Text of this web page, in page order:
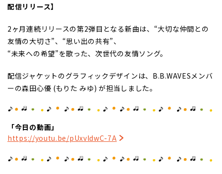
配信リリース】
2ヶ月連続リリースの第2弾目となる新曲は、“大切な仲間との
友情の大切さ”、“思い出の共有”、
“未来への希望”を歌った、次世代の友情ソング。
配信ジャケットのグラフィックデザインは、B.B.WAVESメンバ
ーの森田心優 (もりた みゆ) が担当しました。
「今日の動画」
https://youtu.be/pUxvldwC-7A